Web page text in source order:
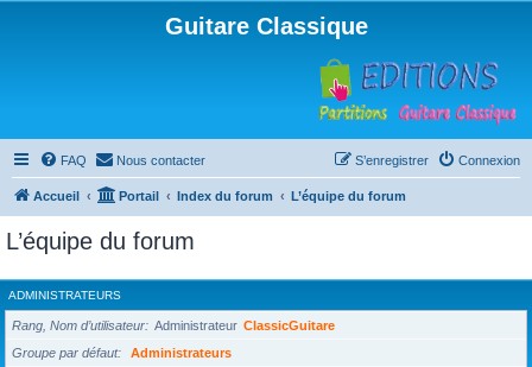
Guitare Classique
FAQ Nous contacter Connexion
S’enregistrer
Accueil Portail Index du forum L’équipe du forum
L’équipe du forum
ADMINISTRATEURS
Rang, Nom d’utilisateur Administrateur ClassicGuitare
Groupe par défaut
Administrateurs